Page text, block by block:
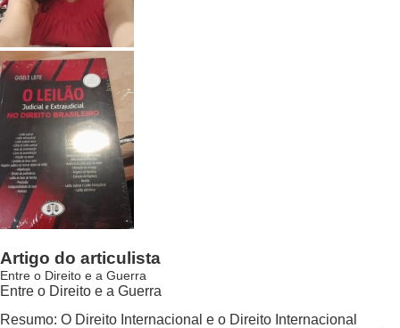
Artigo do articulista
Entre o Direito e a Guerra
Entre o Direito e a Guerra
Resumo: O Direito Internacional e o Direito Internacional